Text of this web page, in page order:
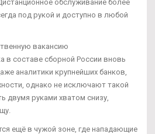
обслуживание более
под рукой и доступно в любой
вакансию
в составе сборной России вновь
аналитики крупнейших банков,
однако не исключают такой
двумя руками хватом снизу,
ещё в чужой зоне, где нападающие